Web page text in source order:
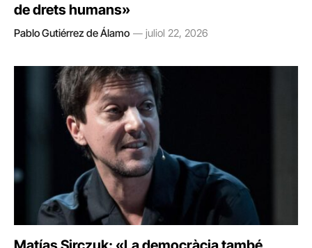
de drets humans»
Pablo Gutiérrez de Álamo juliol 22, 2026